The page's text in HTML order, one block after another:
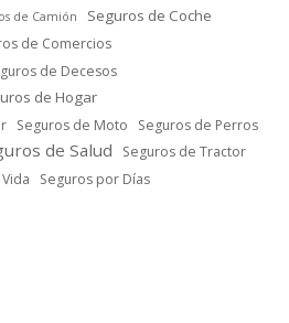
de Camión Seguros de Coche
de Comercios
de Decesos
de Hogar
Seguros de Moto Seguros de Perros
de Salud
Seguros de Tractor
Seguros por Días